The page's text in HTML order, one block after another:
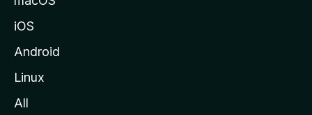
i
d
iOS
Android
Linux
All